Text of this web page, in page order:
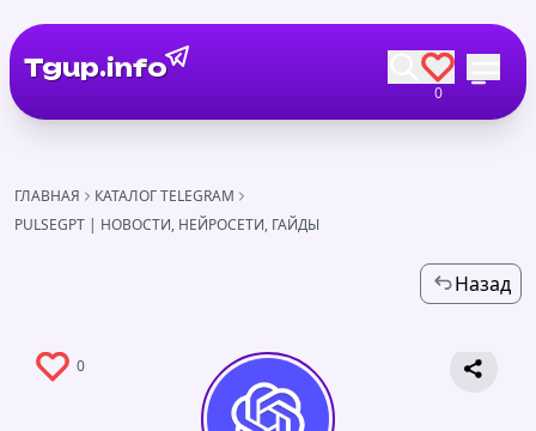
Tgup.info
0
ГЛАВНАЯ
КАТАЛОГ TELEGRAM
PULSEGPT | НОВОСТИ, НЕЙРОСЕТИ, ГАЙДЫ
Назад
0